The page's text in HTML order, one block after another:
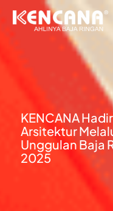
KENCANA
Arsitektur
Unggulan Baja
2025